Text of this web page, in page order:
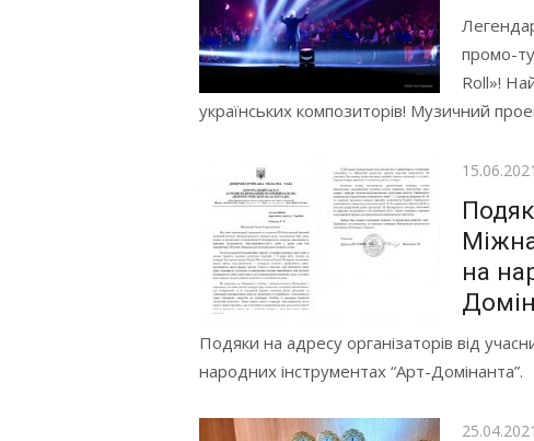
промо-
Roll»!
українських композиторів! Музичний
15.06.2021
на
Подяки на адресу організаторів від
народних інструментах “Арт-Домінанта”.
25.04.2021